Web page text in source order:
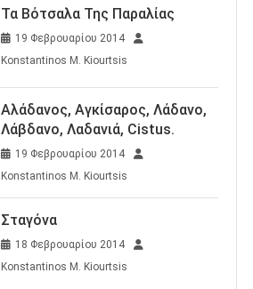
Τα Βότσαλα Της Παραλίας
19 Φεβρουαρίου 2014
Konstantinos M. Kiourtsis
Αλάδανος, Αγκίσαρος, Λάδανο,
Λάβδανο, Λαδανιά, Cistus.
19 Φεβρουαρίου 2014
Konstantinos M. Kiourtsis
Σταγόνα
18 Φεβρουαρίου 2014
Konstantinos M. Kiourtsis